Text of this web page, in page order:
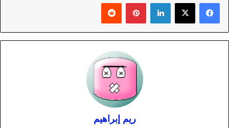
لينكدإن بينتيريست
ريم إبراهيم